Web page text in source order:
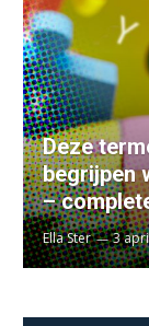
Deze
begrijpen
–
Ella Ster 3